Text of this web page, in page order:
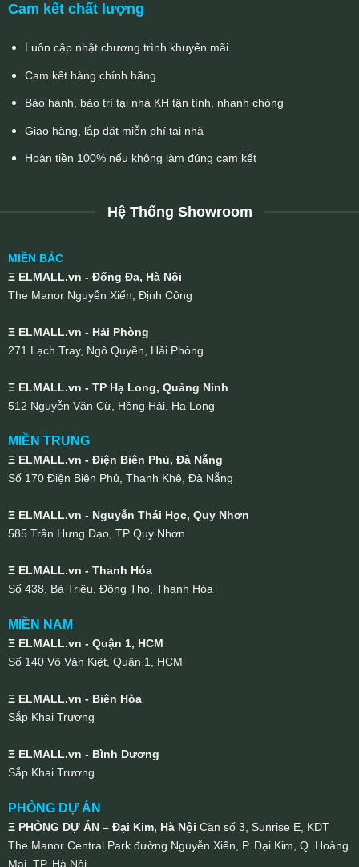
Cam kết chất lượng
Luôn cập nhật chương trình khuyến mãi
Cam kết hàng chính hãng
Bảo hành, bảo trì tại nhà KH tận tình, nhanh chóng
Giao hàng, lắp đặt miễn phí tại nhà
Hoàn tiền 100% nếu không làm đúng cam kết
Hệ Thống Showroom
MIỀN BẮC
Ξ ELMALL.vn - Đống Đa, Hà Nội
The Manor Nguyễn Xiển, Định Công
Ξ ELMALL.vn - Hải Phòng
271 Lạch Tray, Ngô Quyền, Hải Phòng
Ξ ELMALL.vn - TP Hạ Long, Quảng Ninh
512 Nguyễn Văn Cừ, Hồng Hải, Hạ Long
MIỀN TRUNG
Ξ ELMALL.vn - Điện Biên Phủ, Đà Nẵng
Số 170 Điện Biên Phủ, Thanh Khê, Đà Nẵng
Ξ ELMALL.vn - Nguyễn Thái Học, Quy Nhơn
585 Trần Hưng Đạo, TP Quy Nhơn
Ξ ELMALL.vn - Thanh Hóa
Số 438, Bà Triệu, Đông Thọ, Thanh Hóa
MIỀN NAM
Ξ ELMALL.vn - Quận 1, HCM
Số 140 Võ Văn Kiệt, Quận 1, HCM
Ξ ELMALL.vn - Biên Hòa
Sắp Khai Trương
Ξ ELMALL.vn - Bình Dương
Sắp Khai Trương
PHÒNG DỰ ÁN
Ξ PHÒNG DỰ ÁN – Đại Kim, Hà Nội Căn số 3, Sunrise E, KDT
The Manor Central Park đường Nguyễn Xiển, P. Đại Kim, Q. Hoàng
Mai, TP. Hà Nội